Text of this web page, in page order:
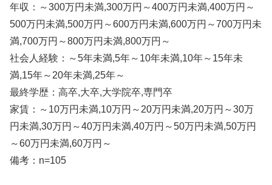
年収：～300万円未満,300万円～400万円未満,400万円～
500万円未満,500万円～600万円未満,600万円～700万円未
満,700万円～800万円未満,800万円～
社会人経験：～5年未満,5年～10年未満,10年～15年未
満,15年～20年未満,25年～
最終学歴：高卒,大卒,大学院卒,専門卒
家賃：～10万円未満,10万円～20万円未満,20万円～30万
円未満,30万円～40万円未満,40万円～50万円未満,50万円
～60万円未満,60万円～
備考：n=105